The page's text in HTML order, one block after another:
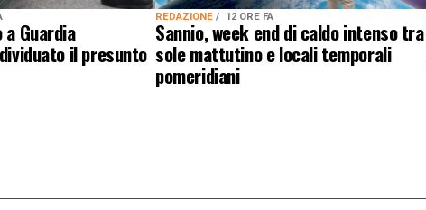
Guardia
il presunto
REDAZIONE 12 ORE FA
Sannio, week end di caldo intenso tra
sole mattutino e locali temporali
pomeridiani